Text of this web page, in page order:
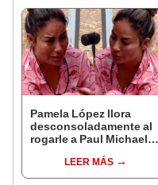
Pamela López llora
desconsoladamente al
rogarle a Paul Michael
nadie le importas más
en este reality que a mí”
LEER MÁS